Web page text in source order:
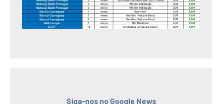
Siga-nos no Google News